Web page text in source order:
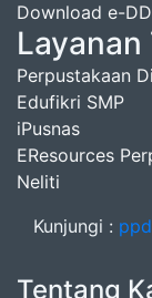
Download e-
Perpustakaan
Edufikri SMP
iPusnas
EResources
Neliti
Kunjungi :
Tentang